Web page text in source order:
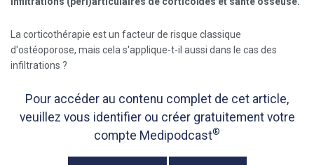
La corticothérapie est un facteur de risque classique
d'ostéoporose, mais cela s'applique-t-il aussi dans le cas des
infiltrations ?
Pour accéder au contenu complet de cet article,
veuillez vous identifier ou créer gratuitement votre
compte Medipodcast®